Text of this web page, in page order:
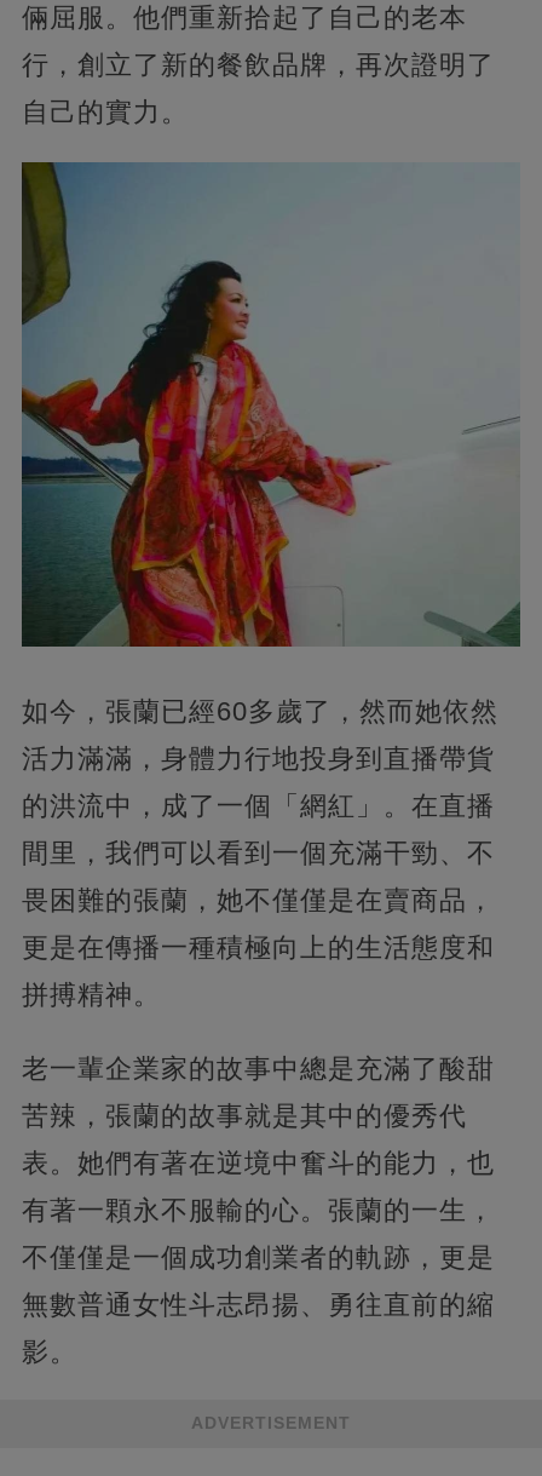
倆屈服。他們重新拾起了自己的老本
行，創立了新的餐飲品牌，再次證明了
自己的實力。
如今，張蘭已經60多歲了，然而她依然
活力滿滿，身體力行地投身到直播帶貨
的洪流中，成了一個「網紅」。在直播
間里，我們可以看到一個充滿干勁、不
畏困難的張蘭，她不僅僅是在賣商品，
更是在傳播一種積極向上的生活態度和
拼搏精神。
老一輩企業家的故事中總是充滿了酸甜
苦辣，張蘭的故事就是其中的優秀代
表。她們有著在逆境中奮斗的能力，也
有著一顆永不服輸的心。張蘭的一生，
不僅僅是一個成功創業者的軌跡，更是
無數普通女性斗志昂揚、勇往直前的縮
影。
ADVERTISEMENT